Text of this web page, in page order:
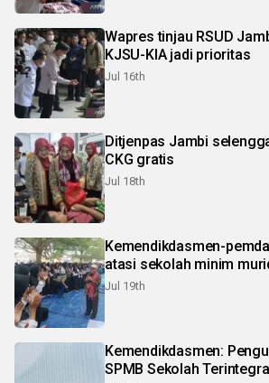
Wapres tinjau RSUD
KJSU-KIA jadi prioritas
Jul 16th
Ditjenpas Jambi
CKG gratis
Jul 18th
Kemendikdasmen-
atasi sekolah minim
Jul 19th
Kemendikdasmen:
SPMB Sekolah